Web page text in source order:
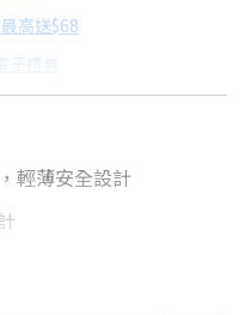
$95
配合銀行/業者
18家銀行/業者
高送$68
子禮券
滿額最高回饋25%
輕薄安全設計